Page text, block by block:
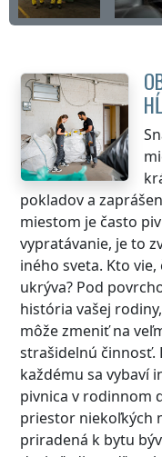
pokladov a
miestom je často
vypratávanie, je to
iného sveta. Kto
ukrýva? Pod
história vašej
môže zmeniť na
strašidelnú činnosť.
každému sa vybaví
pivnica v rodinnom
priestor niekoľkých
priradená k bytu